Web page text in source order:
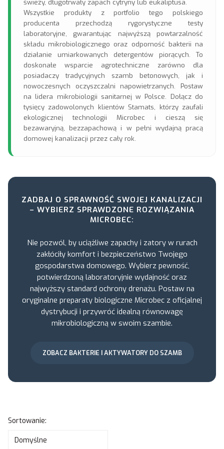
świeży, długotrwały zapach cytryny lub eukaliptusa.
Wszystkie produkty z portfolio tego polskiego
producenta przechodzą rygorystyczne testy
laboratoryjne, gwarantując najwyższą powtarzalność
składu mikrobiologicznego oraz odporność bakterii na
działanie umiarkowanych detergentów piorących. To
doskonałe wsparcie agrotechniczne zarówno dla
posiadaczy tradycyjnych szamb betonowych, jak i
nowoczesnych oczyszczalni napowietrzanych. Postaw
na lidera mikrobiologii sanitarnej w Polsce. Dołącz do
tysięcy zadowolonych klientów Stamats, którzy zaufali
ekologicznej technologii Microbec i cieszą się
bezawaryjną, bezzapachową i w pełni wydajną pracą
domowej kanalizacji przez cały rok.
ZADBAJ O SPRAWNOŚĆ SWOJEJ KANALIZACJI
– WYBIERZ SPRAWDZONE ROZWIĄZANIA
MICROBEC:
Nie pozwól, by uciążliwe zapachy i zatory w rurach
zakłóciły komfort i bezpieczeństwo Twojego
gospodarstwa domowego. Wybierz pewność,
potwierdzoną laboratoryjnie wydajność oraz
najwyższy standard ochrony drenażu. Postaw na
oryginalne preparaty biologiczne Microbec z oficjalnej
dystrybucji i przywróć idealną równowagę
mikrobiologiczną w swoim szambie.
ZOBACZ BAKTERIE I AKTYWATORY DO SZAMB
Lista produktów
Sortowanie:
Domyślne